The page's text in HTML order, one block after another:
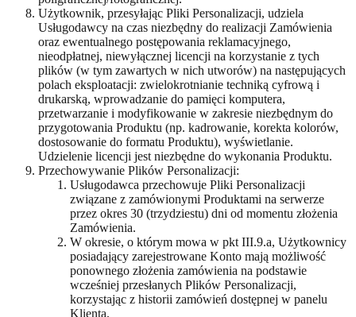
Użytkownik, przesyłając Pliki Personalizacji, udziela
Usługodawcy na czas niezbędny do realizacji Zamówienia
oraz ewentualnego postępowania reklamacyjnego,
nieodpłatnej, niewyłącznej licencji na korzystanie z tych
plików (w tym zawartych w nich utworów) na następujących
polach eksploatacji: zwielokrotnianie techniką cyfrową i
drukarską, wprowadzanie do pamięci komputera,
przetwarzanie i modyfikowanie w zakresie niezbędnym do
przygotowania Produktu (np. kadrowanie, korekta kolorów,
dostosowanie do formatu Produktu), wyświetlanie.
Udzielenie licencji jest niezbędne do wykonania Produktu.
Przechowywanie Plików Personalizacji:
Usługodawca przechowuje Pliki Personalizacji
związane z zamówionymi Produktami na serwerze
przez okres 30 (trzydziestu) dni od momentu złożenia
Zamówienia.
W okresie, o którym mowa w pkt III.9.a, Użytkownicy
posiadający zarejestrowane Konto mają możliwość
ponownego złożenia zamówienia na podstawie
wcześniej przesłanych Plików Personalizacji,
korzystając z historii zamówień dostępnej w panelu
Klienta.